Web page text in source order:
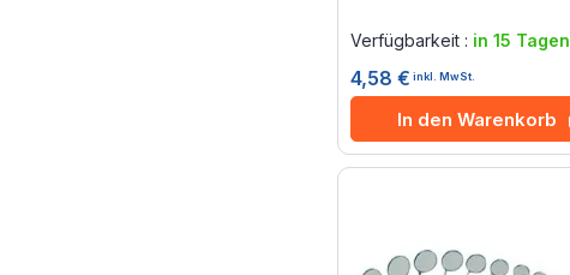
Verfügbarkeit : in 15 Tagen
4,58 € inkl. MwSt.
In den Warenkorb